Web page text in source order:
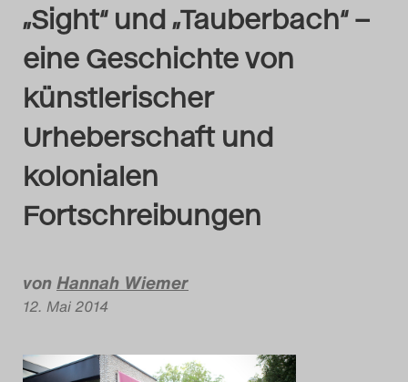
Das Theatertreffen-Blog
2016
Das Theatertreffen-Blog
2017
Das Theatertreffen-Blog
2018
Das Theatertreffen-Blog
2018 Alumni
Das Theatertreffen-Blog
„Sight“ und „Tauberbach“ –
eine Geschichte von
künstlerischer
Urheberschaft und
kolonialen
Fortschreibungen
vonHannah Wiemer
12. Mai 2014